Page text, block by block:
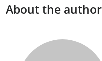
About the author